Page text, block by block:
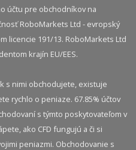
účtu pre obchodníkov na
RoboMarkets Ltd - evropský
licencie 191/13. RoboMarkets Ltd
krajín EU/EES.
s nimi obchodujete, existuje
rychlo o peniaze. 67.85% účtov
s týmto poskytovateľom v
ako CFD fungujú a či si
peniazmi. Obchodovanie s